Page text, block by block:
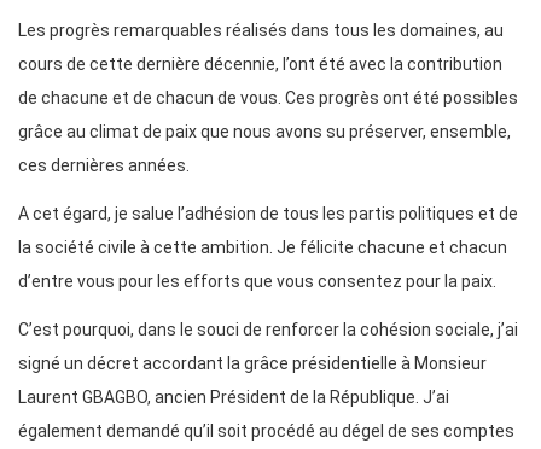
Les progrès remarquables réalisés dans tous les domaines, au
cours de cette dernière décennie, l’ont été avec la contribution
de chacune et de chacun de vous. Ces progrès ont été possibles
grâce au climat de paix que nous avons su préserver, ensemble,
ces dernières années.
A cet égard, je salue l’adhésion de tous les partis politiques et de
la société civile à cette ambition. Je félicite chacune et chacun
d’entre vous pour les efforts que vous consentez pour la paix.
C’est pourquoi, dans le souci de renforcer la cohésion sociale, j’ai
signé un décret accordant la grâce présidentielle à Monsieur
Laurent GBAGBO, ancien Président de la République. J’ai
également demandé qu’il soit procédé au dégel de ses comptes